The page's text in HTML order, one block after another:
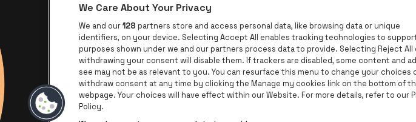
Visitez le site de Lotto
Visitez le site de Europcar
Visitez le site de Jupiler
Visitez le site de Le logo Lillet en
Visitez le
We Care About Your Privacy
We and our128 partners store and access personal data, like browsing data or unique
identifiers, on your device. Selecting Accept All enables tracking technologies to
purposes shown under we and our partners process data to provide. Selecting Reject All
withdrawing your consent will disable them. If trackers are disabled, some content and
see may not be as relevant to you. You can resurface this menu to change your choices
withdraw consent at any time by clicking the Manage my cookies link on the bottom of
webpage. Your choices will have effect within our Website. For more details, refer to our
Policy.